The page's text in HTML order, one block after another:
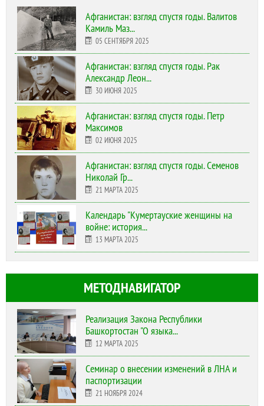
Афганистан: взгляд спустя годы. Валитов
Камиль Маз...
05 СЕНТЯБРЯ 2025
Афганистан: взгляд спустя годы. Рак
Александр Леон...
30 ИЮНЯ 2025
Афганистан: взгляд спустя годы. Петр
Максимов
02 ИЮНЯ 2025
Афганистан: взгляд спустя годы. Семенов
Николай Гр...
21 МАРТА 2025
Календарь "Кумертауские женщины на
войне: история...
13 МАРТА 2025
МЕТОДНАВИГАТОР
Реализация Закона Республики
Башкортостан "О языка...
12 МАРТА 2025
Cеминар о внесении изменений в ЛНА и
паспортизации
21 НОЯБРЯ 2024